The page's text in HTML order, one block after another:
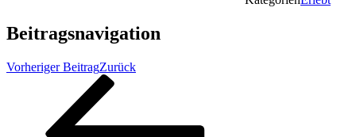
Beitragsnavigation
Vorheriger BeitragZurück